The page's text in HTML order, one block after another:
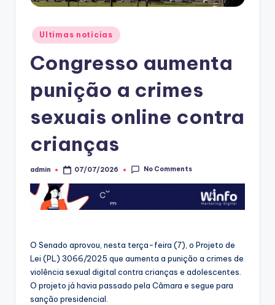
Posted
in
Ultimas noticias
Congresso aumenta
punição a crimes
sexuais online contra
crianças
Posted
admin 07/07/2026 No Comments
O Senado aprovou, nesta terça-feira (7), o Projeto de
Lei (PL) 3066/2025 que aumenta a punição a crimes de
violência sexual digital contra crianças e adolescentes.
O projeto já havia passado pela Câmara e segue para
sanção presidencial.